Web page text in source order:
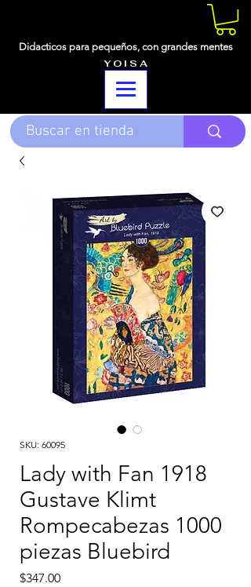
Didacticos para pequeños, con grandes mentes
Y O I S A
SKU: 60095
Lady with Fan 1918
Gustave Klimt
Rompecabezas 1000
piezas Bluebird
$347.00Precio